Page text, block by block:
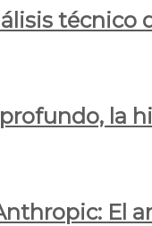
la
El